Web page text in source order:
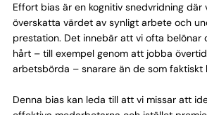
Effort bias är en kognitiv snedvridning
överskatta värdet av synligt arbete och
prestation. Det innebär att vi ofta belönar
hårt – till exempel genom att jobba
arbetsbörda – snarare än de som faktiskt
Denna bias kan leda till att vi missar att